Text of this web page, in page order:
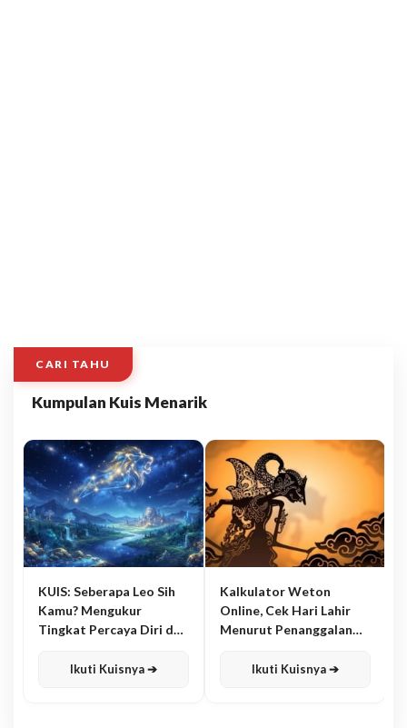
CARI TAHU
Kumpulan Kuis Menarik
KUIS: Seberapa Leo Sih
Kamu? Mengukur
Tingkat Percaya Diri dan
Ikuti Kuisnya ➔
Kalkulator Weton
Online, Cek Hari Lahir
Menurut Penanggalan
Ikuti Kuisnya ➔